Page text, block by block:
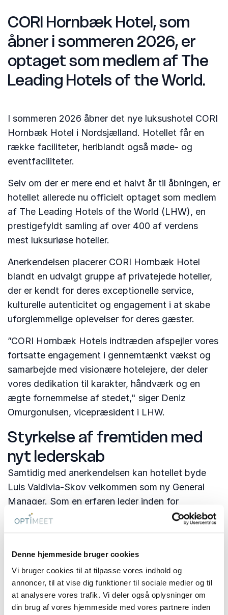
Denne hjemmeside bruger cookies
Vi bruger cookies til at tilpasse vores indhold og
annoncer, til at vise dig funktioner til sociale medier og til
at analysere vores trafik. Vi deler også oplysninger om
din brug af vores hjemmeside med vores partnere inden
CORI Hornbæk Hotel, som
åbner i sommeren 2026, er
optaget som medlem af The
Leading Hotels of the World.
I sommeren 2026 åbner det nye luksushotel CORI
Hornbæk Hotel i Nordsjælland. Hotellet får en
række faciliteter, heriblandt også møde- og
eventfaciliteter.
Selv om der er mere end et halvt år til åbningen, er
hotellet allerede nu officielt optaget som medlem
af The Leading Hotels of the World (LHW), en
prestigefyldt samling af over 400 af verdens
mest luksuriøse hoteller.
Anerkendelsen placerer CORI Hornbæk Hotel
blandt en udvalgt gruppe af privatejede hoteller,
der er kendt for deres exceptionelle service,
kulturelle autenticitet og engagement i at skabe
uforglemmelige oplevelser for deres gæster.
”CORI Hornbæk Hotels indtræden afspejler vores
fortsatte engagement i gennemtænkt vækst og
samarbejde med visionære hotelejere, der deler
vores dedikation til karakter, håndværk og en
ægte fornemmelse af stedet," siger Deniz
Omurgonulsen, vicepræsident i LHW.
Styrkelse af fremtiden med
nyt lederskab
Samtidig med anerkendelsen kan hotellet byde
Luis Valdivia-Skov velkommen som ny General
Manager. Som en erfaren leder inden for
luksushoteller med over 18 års global erfaring
forretningsudvikling og levering af konstant
vækst.
Gennem sin karriere har han stået i spidsen for
teams hos verdenskendte hotelbrands som The